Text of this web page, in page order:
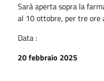
Sarà aperta sopra la
al 10 ottobre, per tre
Data :
20 febbraio 2025